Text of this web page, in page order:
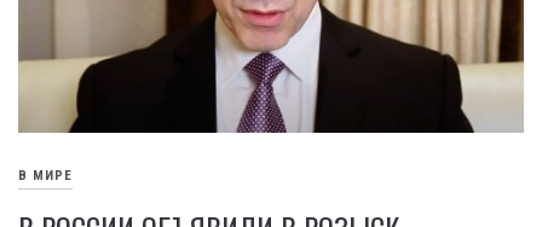
В МИРЕ